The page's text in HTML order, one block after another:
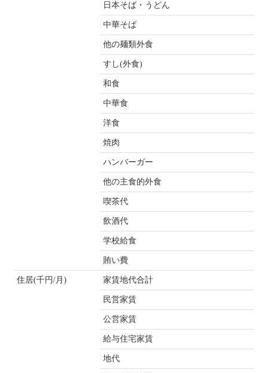
日本そば・うどん
中華そば
他の麺類外食
すし(外食)
和食
中華食
洋食
焼肉
ハンバーガー
他の主食的外食
喫茶代
飲酒代
学校給食
賄い費
住居(千円/月) 家賃地代合計
民営家賃
公営家賃
給与住宅家賃
地代